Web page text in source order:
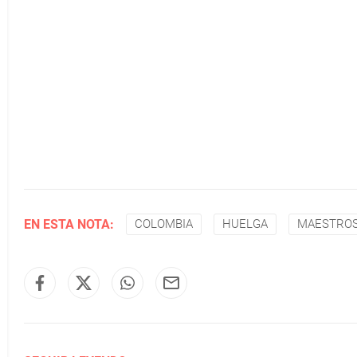
EN ESTA NOTA: COLOMBIA HUELGA